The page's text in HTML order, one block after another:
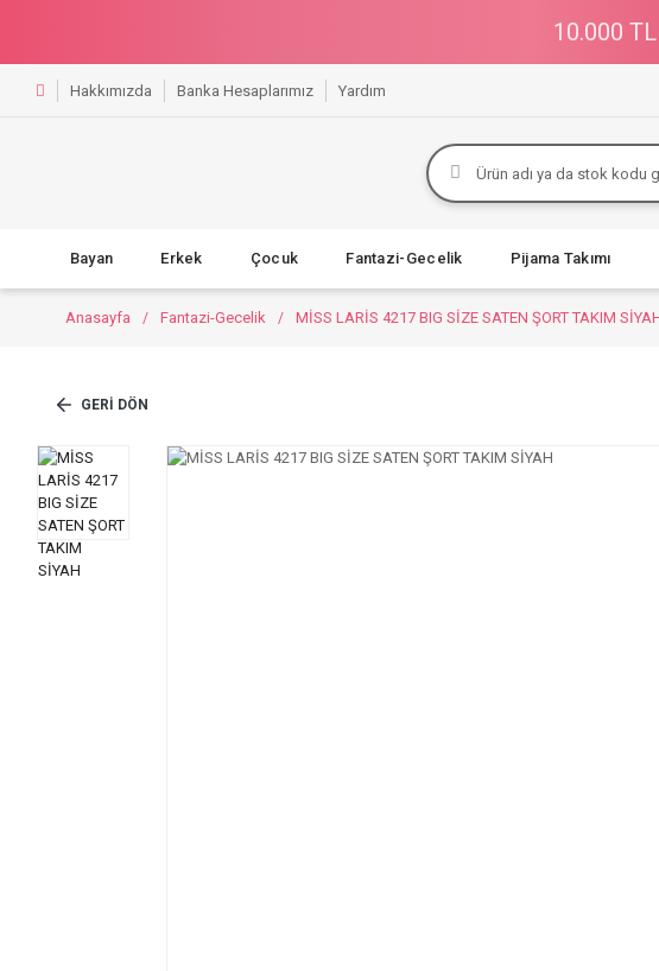
10.000
Hakkımızda Banka Hesaplarımız Yardım
Bayan Erkek Çocuk Fantazi-Gecelik Pijama Takımı
Anasayfa Fantazi-Gecelik MİSS LARİS 4217 BIG SİZE SATEN ŞORT TAKIM
GERI DÖN